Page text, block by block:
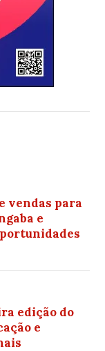
vendas para
e
edição do
e